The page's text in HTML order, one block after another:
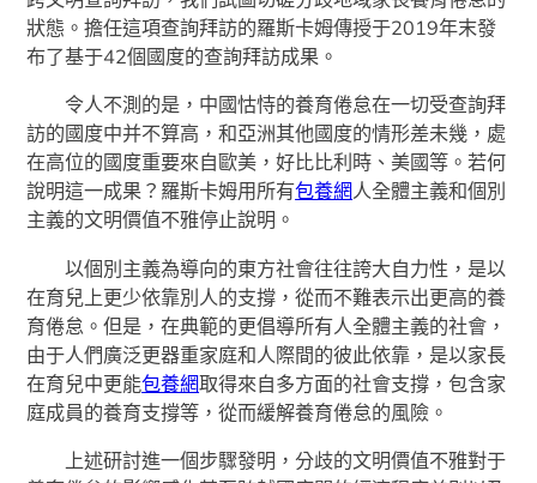
狀態。擔任這項查詢拜訪的羅斯卡姆傳授于2019年末發
布了基于42個國度的查詢拜訪成果。
令人不測的是，中國怙恃的養育倦怠在一切受查詢拜
訪的國度中并不算高，和亞洲其他國度的情形差未幾，處
在高位的國度重要來自歐美，好比比利時、美國等。若何
說明這一成果？羅斯卡姆用所有包養網人全體主義和個別
主義的文明價值不雅停止說明。
以個別主義為導向的東方社會往往誇大自力性，是以
在育兒上更少依靠別人的支撐，從而不難表示出更高的養
育倦怠。但是，在典範的更倡導所有人全體主義的社會，
由于人們廣泛更器重家庭和人際間的彼此依靠，是以家長
在育兒中更能包養網取得來自多方面的社會支撐，包含家
庭成員的養育支撐等，從而緩解養育倦怠的風險。
上述研討進一個步驟發明，分歧的文明價值不雅對于